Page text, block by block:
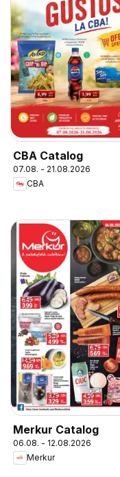
CBA Catalog
07.08. - 21.08.2026
CBA
Merkur Catalog
06.08. - 12.08.2026
Merkur